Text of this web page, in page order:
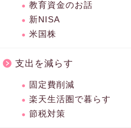
教育資金のお話
新NISA
米国株
支出を減らす
固定費削減
楽天生活圏で暮らす
節税対策